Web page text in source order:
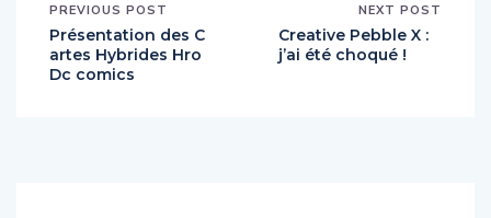
PREVIOUS POST
Présentation des C
artes Hybrides Hro
Dc comics
NEXT POST
Creative Pebble X :
j’ai été choqué !